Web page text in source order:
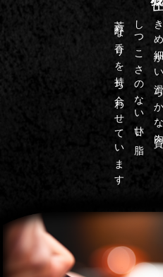
きめ細かい滑らかな肉質、
しつこさのない甘い脂
芳醇な香りを持ち合わせています